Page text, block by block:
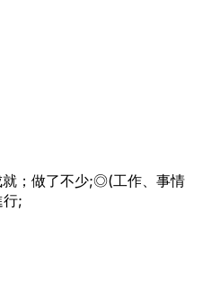
；做了不少;◎(工作、事情
;